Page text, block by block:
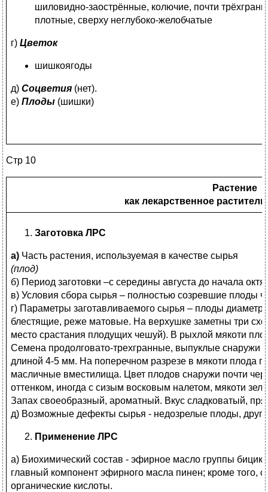
шиловидно-заострённые, колючие, почти
плотные, сверху неглубоко-желобчатые
г) Цветок
шишкоягоды
д) Соцветия (нет).
е) Плоды (шишки)
Стр 10
Растение
как лекарственное
Заготовка ЛРС
а) Часть растения, используемая в качестве сырья
(плод)
б) Период заготовки –с середины августа до начала
в) Условия сбора сырья – полностью созревшие плоды
г) Параметры заготавливаемого сырья – плоды
блестящие, реже матовые. На верхушке заметны три
место срастания плодущих чешуй). В рыхлой мякоти
Семена продолговато-трехгранные, выпуклые снаружи
длиной 4-5 мм. На поперечном разрезе в мякоти плода
масличные вместилища. Цвет плодов снаружи почти
оттенком, иногда с сизым восковым налетом, мякоти
Запах своеобразный, ароматный. Вкус сладковатый,
д) Возможные дефекты сырья - недозрелые плоды,
Применение ЛРС
а) Биохимический состав - эфирное масло группы
главный компонент эфирного масла пинен; кроме того,
органические кислоты.